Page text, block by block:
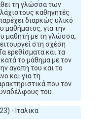
τη γλώσσα των
καθηγητές
διαρκώς υλικό
μαθήματος, για την
μαθητή με τη γλώσσα,
στη σχέση
ερεθίσματα και τα
το μάθημα με τον
αγάπη του και το
και για τη
που τον
του.
- Ιταλικα